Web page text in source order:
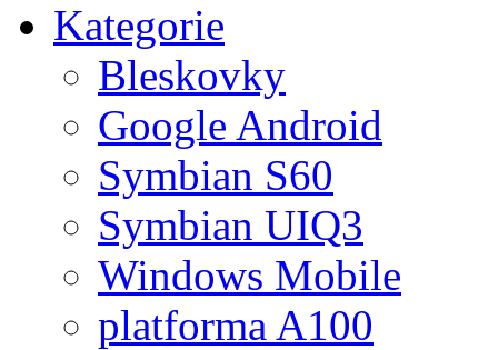
Kategorie
Bleskovky
Google Android
Symbian S60
Symbian UIQ3
Windows Mobile
platforma A100